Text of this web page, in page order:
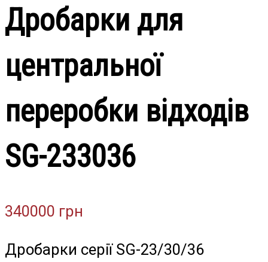
Дробарки для
центральної
переробки відходів
SG-233036
340000 грн
Дробарки серії SG-23/30/36